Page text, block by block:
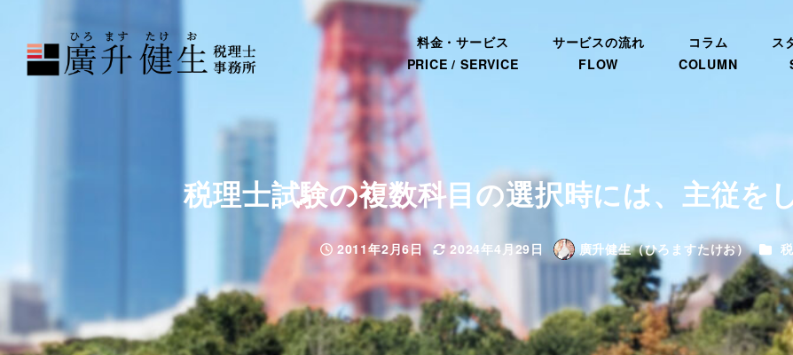
料金・サービス
PRICE / SERVICE
サービスの流れ
FLOW
コラム
COLUMN
ス
税理士試験の複数科目の選択時には、主従を
投稿日
2011年2月6日
更新日
2024年4月29日
著
廣升健生（ひろますたけお） カテ